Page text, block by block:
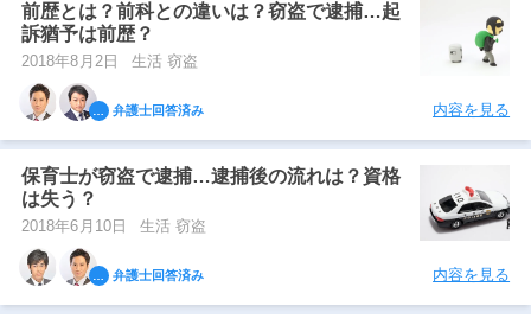
前歴とは？前科との違いは？窃盗で逮捕…起
訴猶予は前歴？
2018年8月2日 生活 窃盗
弁護士回答済み 内容を見る
保育士が窃盗で逮捕…逮捕後の流れは？資格
は失う？
2018年6月10日 生活 窃盗
弁護士回答済み 内容を見る